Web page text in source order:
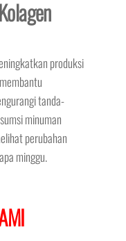
produksi
tanda-
minuman
perubahan
minggu.